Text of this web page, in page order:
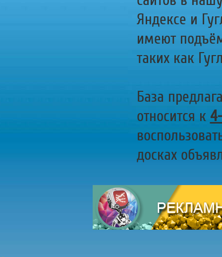
Яндексе и
имеют
таких как
База
относится к
досках